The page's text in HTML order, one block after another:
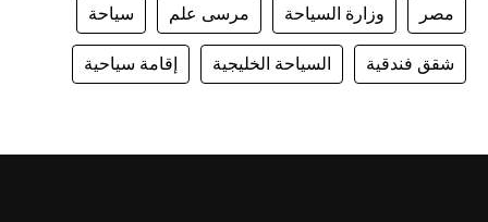
مصر وزارة السياحة مرسى علم سياحة
شقق فندقية السياحة الخليجية إقامة سياحية